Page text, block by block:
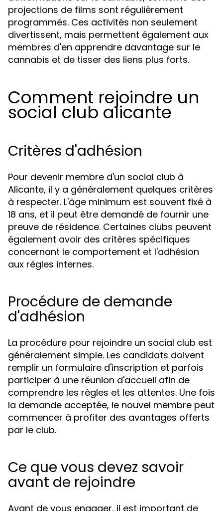
projections de films sont régulièrement
programmés. Ces activités non seulement
divertissent, mais permettent également aux
membres d'en apprendre davantage sur le
cannabis et de tisser des liens plus forts.
Comment rejoindre un
social club alicante
Critères d'adhésion
Pour devenir membre d'un social club à
Alicante, il y a généralement quelques critères
à respecter. L'âge minimum est souvent fixé à
18 ans, et il peut être demandé de fournir une
preuve de résidence. Certaines clubs peuvent
également avoir des critères spécifiques
concernant le comportement et l'adhésion
aux règles internes.
Procédure de demande
d'adhésion
La procédure pour rejoindre un social club est
généralement simple. Les candidats doivent
remplir un formulaire d'inscription et parfois
participer à une réunion d'accueil afin de
comprendre les règles et les attentes. Une fois
la demande acceptée, le nouvel membre peut
commencer à profiter des avantages offerts
par le club.
Ce que vous devez savoir
avant de rejoindre
Avant de vous engager, il est important de